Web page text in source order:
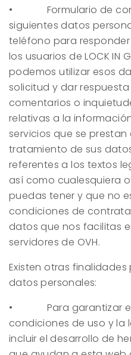
• Formulario de
siguientes datos
teléfono para
los usuarios deLOCK IN
podemos utilizar esos
solicitud y dar
comentarios o
relativas a la
servicios que se
tratamiento de sus
referentes a los textos
así como cualesquiera
puedas tener y que no
condiciones de
datos que nos facilitas
servidores de OVH.
Existen otras
datos personales:
• Para garantizar el
condiciones de uso y la
incluir el desarrollo de